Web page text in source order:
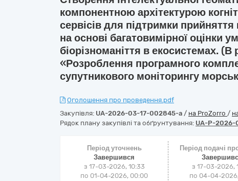
компонентною архітектурою
сервісів для підтримки
на основі багатовимірної оцінки
біорізноманіття в екосистемах.
«Розроблення програмного
супутникового моніторингу
Оголошення про проведення.pdf
Закупівля: UA-2026-03-17-002845-a / на ProZorro /
Рядок плану закупівлі та обґрунтування: UA-P-2026-
Період уточнень
Завершився
з 17-03-2026, 10:33
по 01-04-2026, 00:00
Період подачі
з 17-03-2026,
по 04-04-2026,